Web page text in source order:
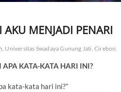
AKU MENJADI PENARI
Universitas Swadaya Gunung Jati, Cirebon.
APA KATA-KATA HARI INI?
kata-kata hari ini?”